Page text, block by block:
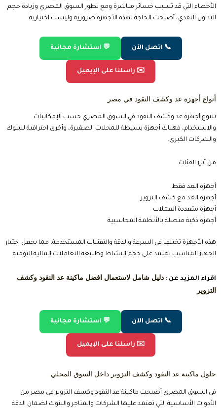
الأخطاء التي قد تسبب خسائر مباشرة ومع تطور السوق المصري وزيادة حجم
التداول النقدي، أصبحت الحاجة لهذه الأجهزة ضرورية وليست اختيارية.
📞 اتصل الآن 💬 استشارة مجانية
✉️ راسلنا على الإيميل
أنواع أجهزة عد وكشف النقود في مصر
تتنوع أجهزة عد وكشف النقود في السوق المصري حسب الإمكانيات
والاستخدام، فهناك أجهزة بسيطة للمحلات الصغيرة، وأخرى احترافية للبنوك
والشركات الكبرى.
من أبرز الفئات:
أجهزة العد فقط
أجهزة العد مع كشف التزوير
أجهزة متعددة العملات
أجهزة ذكية متصلة بالأنظمة المحاسبية
هذه الأجهزة تختلف في السرعة والدقة والتقنيات المستخدمة، مما يجعل اختيار
الجهاز المناسب يعتمد على حجم النشاط وطبيعة التعاملات المالية اليومية.
اقراء المزيد عن : دليل شامل لاستعمال افضل ماكينة عد النقود وكشف
التزوير
📞 اتصل الآن 💬 استشارة مجانية
✉️ راسلنا على الإيميل
حلول ماكينة عد النقود وكشف التزوير داخل السوق المحلي
في السوق المصري أصبحت ماكينة عد النقود وكشف التزوير فى مصر من
الأدوات الأساسية التي تعتمد عليها الشركات والمتاجر والبنوك لضمان الدقة